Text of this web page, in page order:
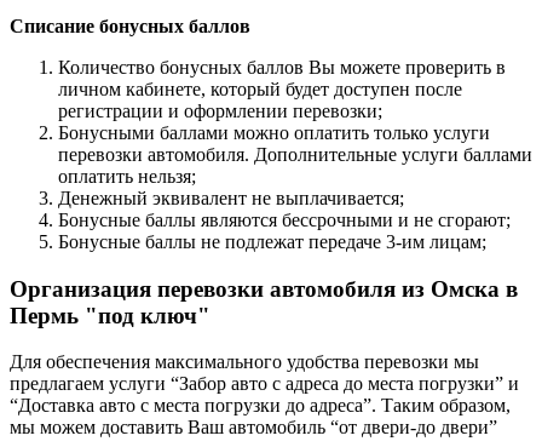
Списание бонусных баллов
Количество бонусных баллов Вы можете проверить в
личном кабинете, который будет доступен после
регистрации и оформлении перевозки;
Бонусными баллами можно оплатить только услуги
перевозки автомобиля. Дополнительные услуги баллами
оплатить нельзя;
Денежный эквивалент не выплачивается;
Бонусные баллы являются бессрочными и не сгорают;
Бонусные баллы не подлежат передаче 3-им лицам;
Организация перевозки автомобиля из Омска в
Пермь "под ключ"
Для обеспечения максимального удобства перевозки мы
предлагаем услуги “Забор авто с адреса до места погрузки” и
“Доставка авто с места погрузки до адреса”. Таким образом,
мы можем доставить Ваш автомобиль “от двери-до двери”